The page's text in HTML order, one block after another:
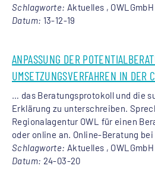
Schlagworte: Aktuelles , OWLGmbH
Datum: 13-12-19
ANPASSUNG DER
UMSETZUNGSVERFAHREN IN DER
… das Beratungsprotokoll und die
Erklärung zu unterschreiben.
RegionalagenturOWL für einen
oder online an. Online-Beratung
Schlagworte: Aktuelles , OWLGmbH
Datum: 24-03-20